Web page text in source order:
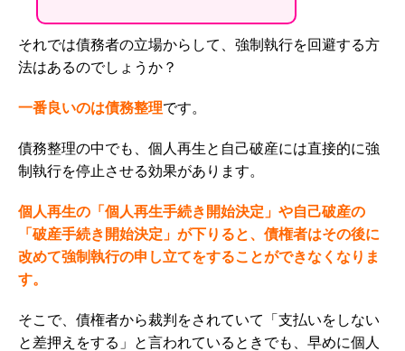
それでは債務者の立場からして、強制執行を回避する方
法はあるのでしょうか？
一番良いのは債務整理です。
債務整理の中でも、個人再生と自己破産には直接的に強
制執行を停止させる効果があります。
個人再生の「個人再生手続き開始決定」や自己破産の
「破産手続き開始決定」が下りると、債権者はその後に
改めて強制執行の申し立てをすることができなくなりま
す。
そこで、債権者から裁判をされていて「支払いをしない
と差押えをする」と言われているときでも、早めに個人